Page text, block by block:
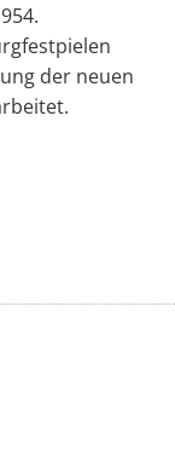
der neuen